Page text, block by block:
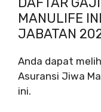
MANULIFE
JABATAN
Anda dapat
Asuransi Jiwa
ini.